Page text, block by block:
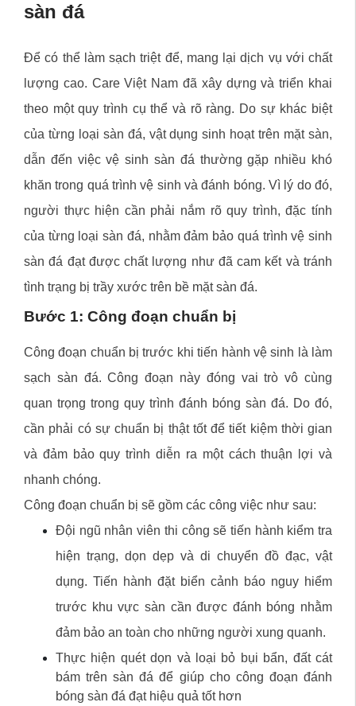
sàn đá
Để có thể làm sạch triệt để, mang lại dịch vụ với chất
lượng cao. Care Việt Nam đã xây dựng và triển khai
theo một quy trình cụ thể và rõ ràng. Do sự khác biệt
của từng loại sàn đá, vật dụng sinh hoạt trên mặt sàn,
dẫn đến việc vệ sinh sàn đá thường gặp nhiều khó
khăn trong quá trình vệ sinh và đánh bóng. Vì lý do đó,
người thực hiện cần phải nắm rõ quy trình, đặc tính
của từng loại sàn đá, nhằm đảm bảo quá trình vệ sinh
sàn đá đạt được chất lượng như đã cam kết và tránh
tình trạng bị trầy xước trên bề mặt sàn đá.
Bước 1: Công đoạn chuẩn bị
Công đoạn chuẩn bị trước khi tiến hành vệ sinh là làm
sạch sàn đá. Công đoạn này đóng vai trò vô cùng
quan trọng trong quy trình đánh bóng sàn đá. Do đó,
cần phải có sự chuẩn bị thật tốt để tiết kiệm thời gian
và đảm bảo quy trình diễn ra một cách thuận lợi và
nhanh chóng.
Công đoạn chuẩn bị sẽ gồm các công việc như sau:
Đội ngũ nhân viên thi công sẽ tiến hành kiểm tra
hiện trạng, dọn dẹp và di chuyển đồ đạc, vật
dụng. Tiến hành đặt biển cảnh báo nguy hiểm
trước khu vực sàn cần được đánh bóng nhằm
đảm bảo an toàn cho những người xung quanh.
Thực hiện quét dọn và loại bỏ bụi bẩn, đất cát
bám trên sàn đá để giúp cho công đoạn đánh
bóng sàn đá đạt hiệu quả tốt hơn